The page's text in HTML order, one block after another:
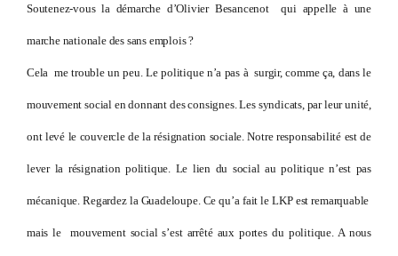
Soutenez-vous la démarche d’Olivier Besancenot qui appelle à une
marche nationale des sans emplois ?
Cela me trouble un peu. Le politique n’a pas à surgir, comme ça, dans le
mouvement social en donnant des consignes. Les syndicats, par leur unité,
ont levé le couvercle de la résignation sociale. Notre responsabilité est de
lever la résignation politique. Le lien du social au politique n’est pas
mécanique. Regardez la Guadeloupe. Ce qu’a fait le LKP est remarquable
mais le mouvement social s’est arrêté aux portes du politique. A nous